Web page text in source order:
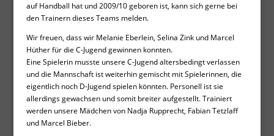
auf Handball hat und 2009/10 geboren ist, kann sich gerne bei
den Trainern dieses Teams melden.
Wir freuen, dass wir Melanie Eberlein, Selina Zink und Marcel
Hüther für die C-Jugend gewinnen konnten.
Eine Spielerin musste unsere C-Jugend altersbedingt verlassen
und die Mannschaft ist weiterhin gemischt mit Spielerinnen, die
eigentlich noch D-Jugend spielen könnten. Personell ist sie
allerdings gewachsen und somit breiter aufgestellt. Trainiert
werden unsere Mädchen von Nadja Rupprecht, Fabian Tetzlaff
und Marcel Bieber.